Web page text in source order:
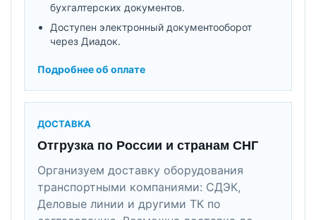
бухгалтерских документов.
Доступен электронный документооборот
через Диадок.
Подробнее об оплате
ДОСТАВКА
Отгрузка по России и странам СНГ
Организуем доставку оборудования
транспортными компаниями: СДЭК,
Деловые линии и другими ТК по